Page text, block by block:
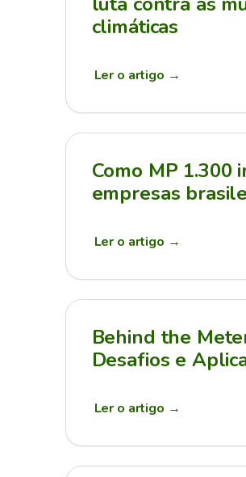
climáticas
Ler o artigo →
Como MP 1.300
empresas
Ler o artigo →
Behind the
Desafios e
Ler o artigo →